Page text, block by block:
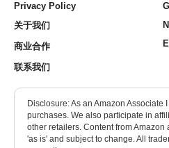
Privacy Policy
关于我们
商业合作
联系我们
Disclosure: As an Amazon Associate
purchases. We also participate in
other retailers. Content from
'as is' and subject to change. All